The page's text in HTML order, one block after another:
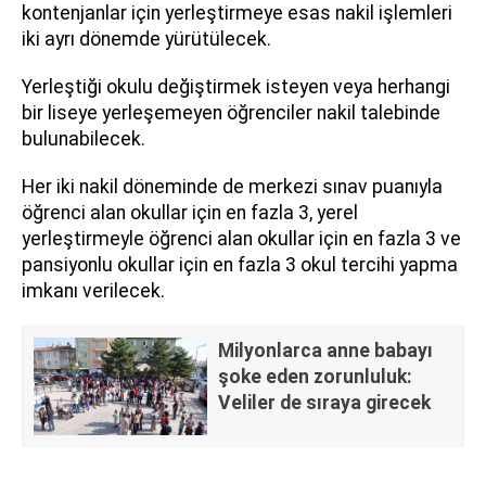
kontenjanlar için yerleştirmeye esas nakil işlemleri
iki ayrı dönemde yürütülecek.
Yerleştiği okulu değiştirmek isteyen veya herhangi
bir liseye yerleşemeyen öğrenciler nakil talebinde
bulunabilecek.
Her iki nakil döneminde de merkezi sınav puanıyla
öğrenci alan okullar için en fazla 3, yerel
yerleştirmeyle öğrenci alan okullar için en fazla 3 ve
pansiyonlu okullar için en fazla 3 okul tercihi yapma
imkanı verilecek.
Milyonlarca anne babayı
şoke eden zorunluluk:
Veliler de sıraya girecek